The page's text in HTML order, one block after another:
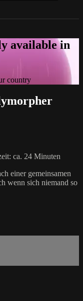
available in
country
ca. 24 Minuten
einer gemeinsamen
wenn sich niemand so